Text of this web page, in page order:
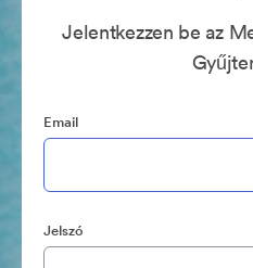
Jelentkezzen be az
Email
Jelszó